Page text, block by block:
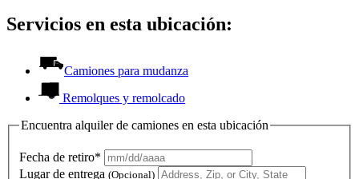
Servicios en esta ubicación:
Camiones para mudanza
Remolques y remolcado
Encuentra alquiler de camiones en esta ubicación
Fecha de retiro*
Lugar de entrega (Opcional)